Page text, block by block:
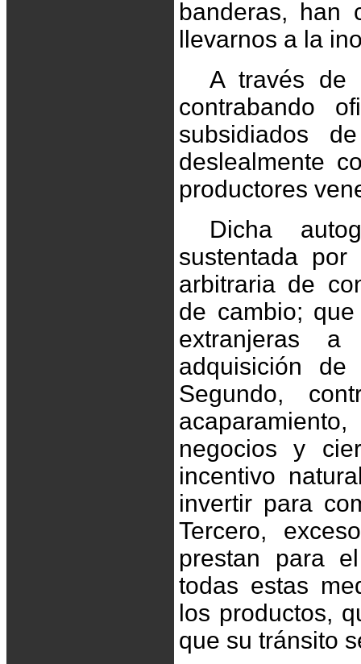
banderas, han
llevarnos a la
A través de
contrabando
subsidiados
deslealmente
productores
Dicha
sustentada
arbitraria de
de cambio;
extranjeras
adquisición
Segundo,
negocios y
incentivo
invertir para
Tercero,
prestan para
todas estas
los productos,
que su tránsito